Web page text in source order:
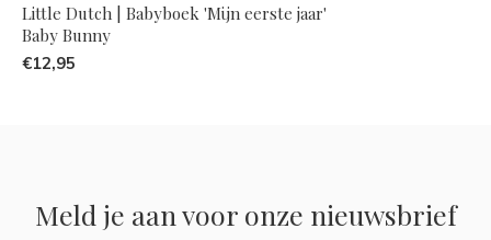
Little Dutch | Babyboek 'Mijn eerste jaar'
Baby Bunny
€12,95
Meld je aan voor onze nieuwsbrief